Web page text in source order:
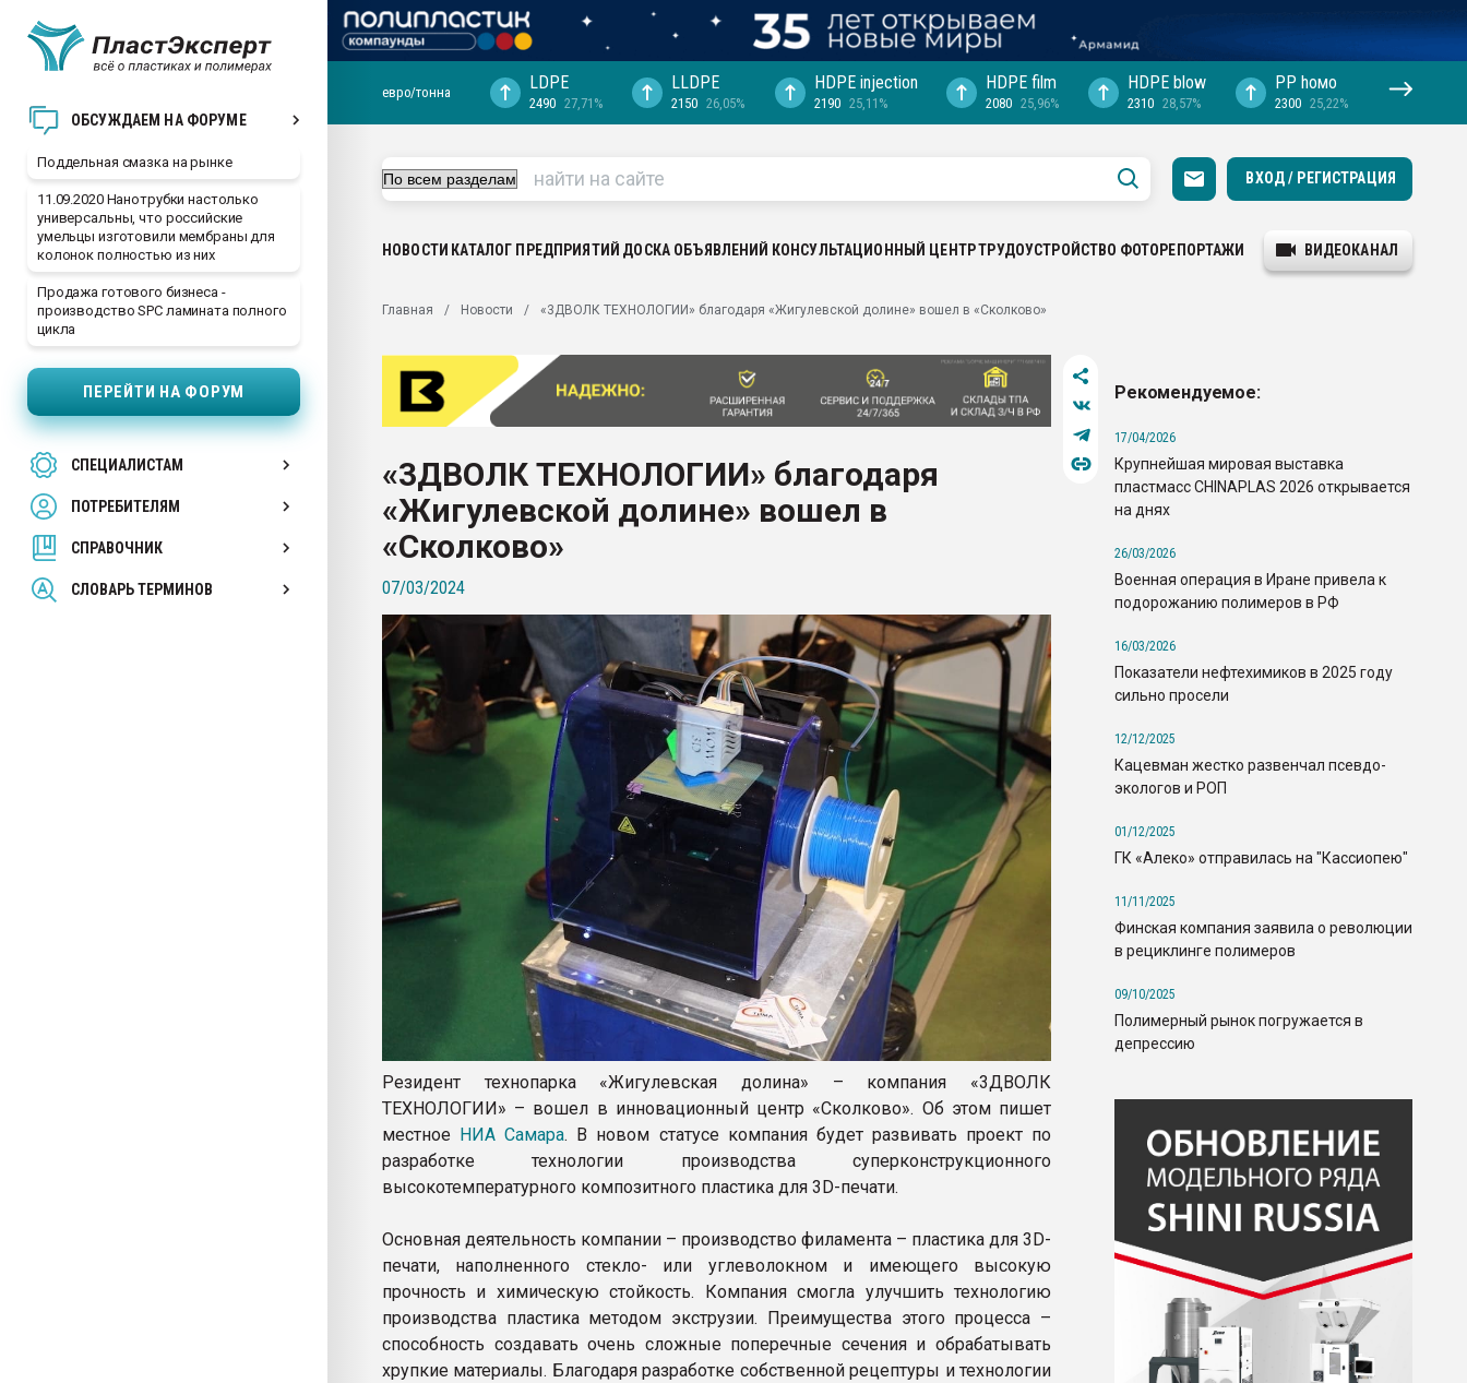
ОБСУЖДАЕМ НА ФОРУМЕ
Поддельная смазка на рынке
11.09.2020 Нанотрубки настолько
универсальны, что российские
умельцы изготовили мембраны для
колонок полностью из них
Продажа готового бизнеса -
производство SPC ламината полного
цикла
ПЕРЕЙТИ НА ФОРУМ
СПЕЦИАЛИСТАМ
ПОТРЕБИТЕЛЯМ
СПРАВОЧНИК
СЛОВАРЬ ТЕРМИНОВ
ближайшее подмосковье, с.-в.
Подмосковье, Москва
первый план в переработке
28.07.2026 "Технониколь" довольна
ситуацией на строительном рынке
Всё, что касается выдува ПЭТ
Материал поверхности пуансона для
Продам отходы Композиция
поликарбоната и АБС-пластика
Armaloy PC/ABS-1IM черный цвет
евро/тонна LDPE
2490 27,71%
LLDPE
2150 26,05%
HDPE injection
2190 25,11%
HDPE film
2080 25,96%
HDPE blow
2310 28,57%
PP hомо
2300 25,22%
ВХОД / РЕГИСТРАЦИЯ
НОВОСТИ КАТАЛОГ ПРЕДПРИЯТИЙ ДОСКА ОБЪЯВЛЕНИЙ КОНСУЛЬТАЦИОННЫЙ ЦЕНТРТРУДОУСТРОЙСТВО ФОТОРЕПОРТАЖИ ВИДЕОКАНАЛ
Главная Новости «3ДВОЛК ТЕХНОЛОГИИ» благодаря «Жигулевской долине» вошел в «Сколково»
«3ДВОЛК ТЕХНОЛОГИИ» благодаря
«Жигулевской долине» вошел в
«Сколково»
07/03/2024
Резидент технопарка «Жигулевская долина» – компания «3ДВОЛК
ТЕХНОЛОГИИ» – вошел в инновационный центр «Сколково». Об этом пишет
местное НИА Самара. В новом статусе компания будет развивать проект по
разработке технологии производства суперконструкционного
высокотемпературного композитного пластика для 3D-печати.
Основная деятельность компании – производство филамента – пластика для 3D-
печати, наполненного стекло- или углеволокном и имеющего высокую
прочность и химическую стойкость. Компания смогла улучшить технологию
производства пластика методом экструзии. Преимущества этого процесса –
способность создавать очень сложные поперечные сечения и обрабатывать
хрупкие материалы. Благодаря разработке собственной рецептуры и технологии
Рекомендуемое:
17/04/2026
Крупнейшая мировая выставка
пластмасс CHINAPLAS 2026 открывается
на днях
26/03/2026
Военная операция в Иране привела к
подорожанию полимеров в РФ
16/03/2026
Показатели нефтехимиков в 2025 году
сильно просели
12/12/2025
Кацевман жестко развенчал псевдо-
экологов и РОП
01/12/2025
ГК «Алеко» отправилась на "Кассиопею"
11/11/2025
Финская компания заявила о революции
в рециклинге полимеров
09/10/2025
Полимерный рынок погружается в
депрессию